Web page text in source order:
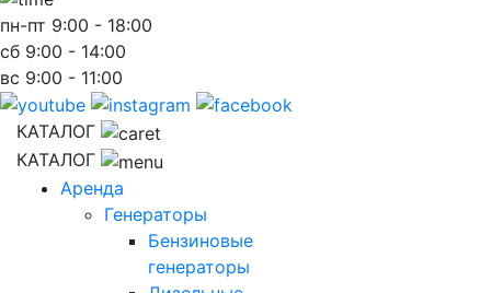
пн-пт 9:00 - 18:00
сб 9:00 - 14:00
вс 9:00 - 11:00
КАТАЛОГ
КАТАЛОГ
Аренда
Генераторы
Бензиновые
генераторы